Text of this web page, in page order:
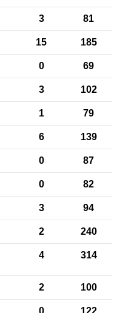
3 81
15 185
0 69
3 102
1 79
6 139
0 87
0 82
3 94
2 240
4 314
2 100
0 122